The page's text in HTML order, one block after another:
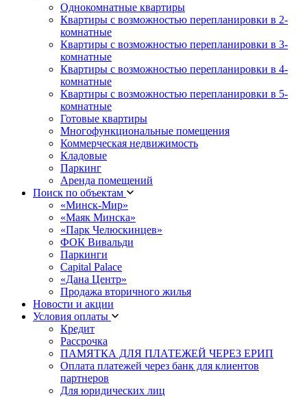
Однокомнатные квартиры
Квартиры с возможностью перепланировки в 2-
комнатные
Квартиры с возможностью перепланировки в 3-
комнатные
Квартиры с возможностью перепланировки в 4-
комнатные
Квартиры с возможностью перепланировки в 5-
комнатные
Готовые квартиры
Многофункциональные помещения
Коммерческая недвижимость
Кладовые
Паркинг
Аренда помещений
Поиск по объектам
«Минск-Мир»
«Маяк Минска»
«Парк Челюскинцев»
ФОК Вивальди
Паркинги
Capital Palace
«Дана Центр»
Продажа вторичного жилья
Новости и акции
Условия оплаты
Кредит
Рассрочка
ПАМЯТКА ДЛЯ ПЛАТЕЖЕЙ ЧЕРЕЗ ЕРИП
Оплата платежей через банк для клиентов
партнеров
Для юридических лиц